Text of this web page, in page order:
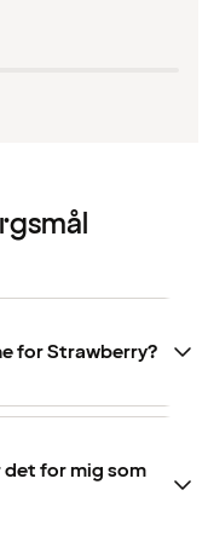
for Strawberry?
det for mig som